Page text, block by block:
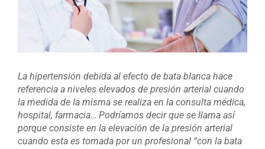
La hipertensión debida al efecto de bata blanca hace
referencia a niveles elevados de presión arterial cuando
la medida de la misma se realiza en la consulta médica,
hospital, farmacia… Podríamos decir que se llama así
porque consiste en la elevación de la presión arterial
cuando esta es tomada por un profesional “con la bata